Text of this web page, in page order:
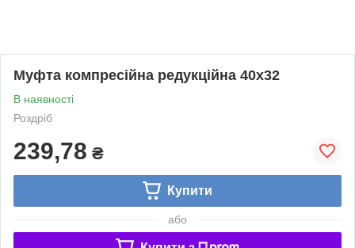
Муфта компресійна редукційна 40х32
В наявності
Роздріб
239,78 ₴
Купити
або